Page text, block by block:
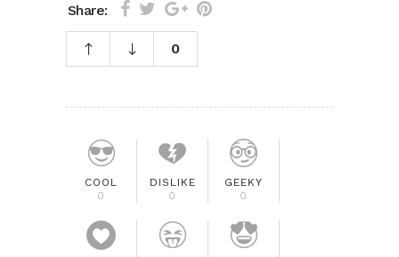
Share:
0
COOL
0
DISLIKE
0
GEEKY
0